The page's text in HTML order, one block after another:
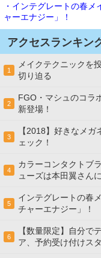
・インテグレートの春
ャーエナジー」！
アクセスランキン
1
メイクテクニックを
切り迫る
2
FGO・マシュのコラ
新登場！
3
【2018】好きなメ
ェック！
4
カラーコンタクトブ
ューズは本田翼さん
5
インテグレートの春
チャーエナジー」！
6
【数量限定】自分で
ア、予約受け付けス